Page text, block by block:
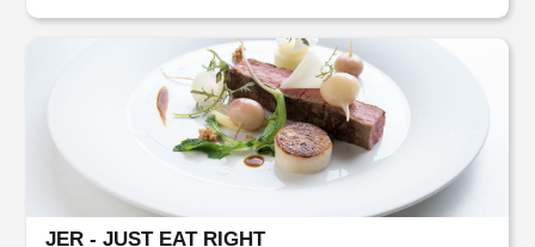
JER - JUST EAT RIGHT